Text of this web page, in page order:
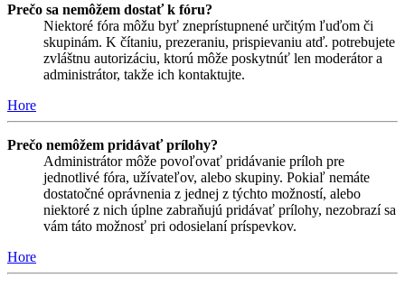
Prečo sa nemôžem dostať k fóru?
Niektoré fóra môžu byť zneprístupnené určitým ľuďom či
skupinám. K čítaniu, prezeraniu, prispievaniu atď. potrebujete
zvláštnu autorizáciu, ktorú môže poskytnúť len moderátor a
administrátor, takže ich kontaktujte.
Hore
Prečo nemôžem pridávať prílohy?
Administrátor môže povoľovať pridávanie príloh pre
jednotlivé fóra, užívateľov, alebo skupiny. Pokiaľ nemáte
dostatočné oprávnenia z jednej z týchto možností, alebo
niektoré z nich úplne zabraňujú pridávať prílohy, nezobrazí sa
vám táto možnosť pri odosielaní príspevkov.
Hore